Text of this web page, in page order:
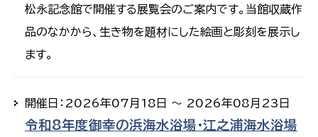
松永記念館で開催する展覧会のご案内です。当館収蔵作
品のなかから、生き物を題材にした絵画と彫刻を展示し
ます。
開催日：2026年07月18日 ～ 2026年08月23日
令和8年度御幸の浜海水浴場・江之浦海水浴場